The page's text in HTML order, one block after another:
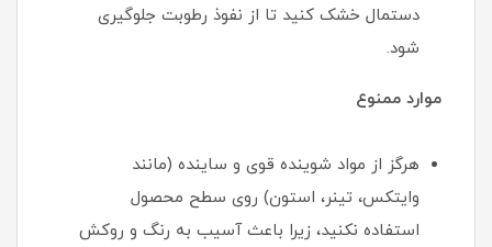
دستمال خشک کنید تا از نفوذ رطوبت جلوگیری
شود.
موارد ممنوع
هرگز از مواد شوینده قوی و ساینده (مانند
وایتکس، تینر، استون) روی سطح محصول
استفاده نکنید، زیرا باعث آسیب به رنگ و روکش